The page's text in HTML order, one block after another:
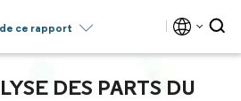
ce rapport
DES PARTS DU